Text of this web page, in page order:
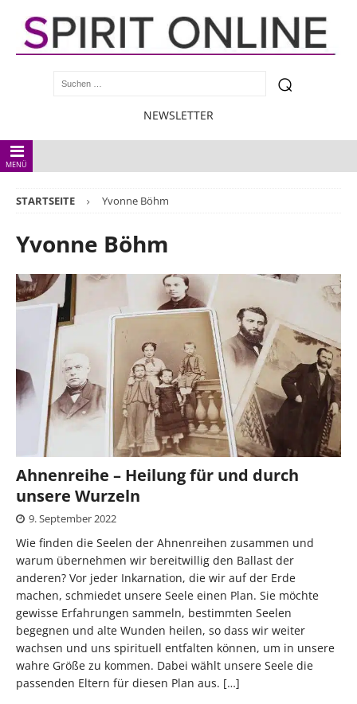
NEWSLETTER
MENÜ
STARTSEITE Yvonne Böhm
Yvonne Böhm
Ahnenreihe – Heilung für und durch
unsere Wurzeln
9. September 2022
Wie finden die Seelen der Ahnenreihen zusammen und
warum übernehmen wir bereitwillig den Ballast der
anderen? Vor jeder Inkarnation, die wir auf der Erde
machen, schmiedet unsere Seele einen Plan. Sie möchte
gewisse Erfahrungen sammeln, bestimmten Seelen
begegnen und alte Wunden heilen, so dass wir weiter
wachsen und uns spirituell entfalten können, um in unsere
wahre Größe zu kommen. Dabei wählt unsere Seele die
passenden Eltern für diesen Plan aus. […]